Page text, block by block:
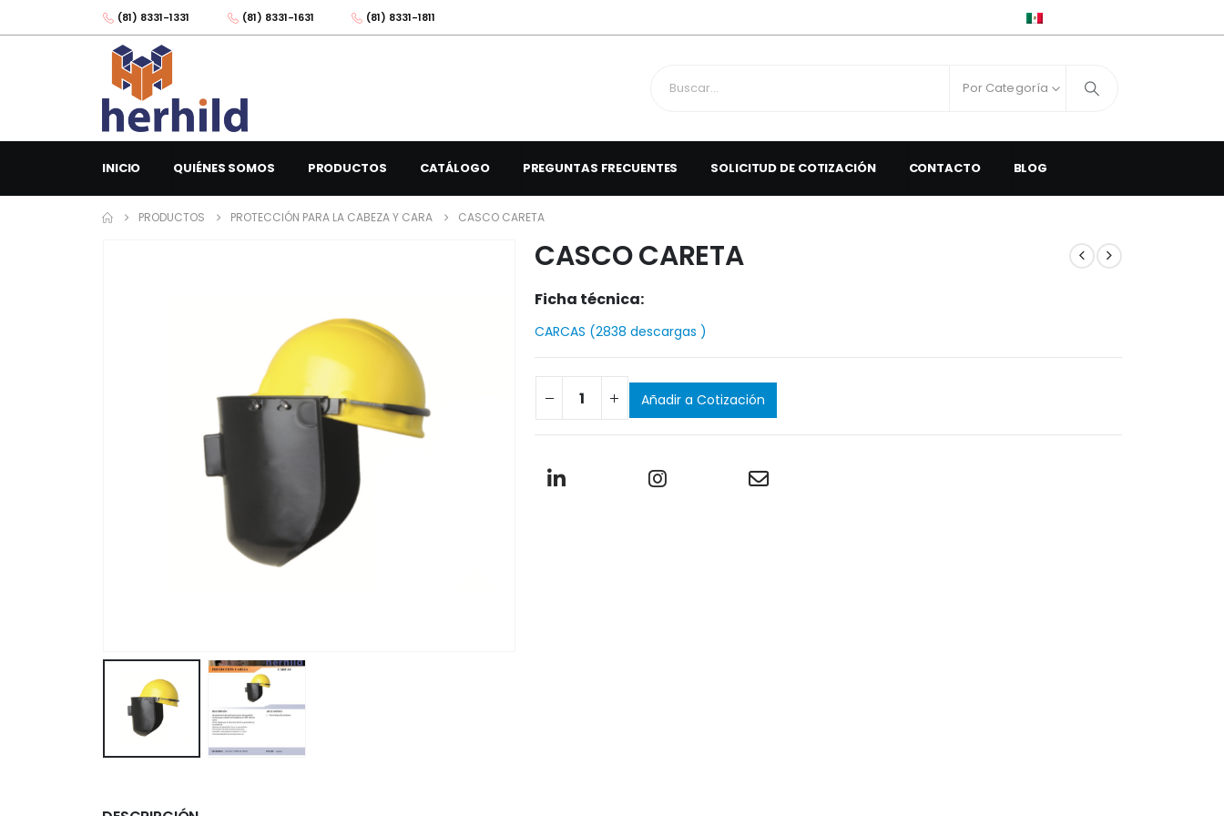
(81) 8331-1331 (81) 8331-1631 (81) 8331-1811
Por Categoría
INICIO QUIÉNES SOMOS PRODUCTOS CATÁLOGO PREGUNTAS FRECUENTES SOLICITUD DE COTIZACIÓN CONTACTO BLOG
PRODUCTOS PROTECCIÓN PARA LA CABEZA Y CARA CASCO CARETA
CASCO CARETA
Ficha técnica:
CARCAS (2838 descargas )
Añadir a Cotización